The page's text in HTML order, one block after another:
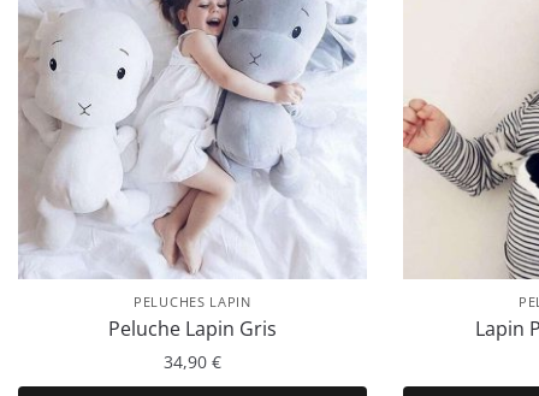
PELUCHES LAPIN
Peluche Lapin Gris
34,90 €
Lapin